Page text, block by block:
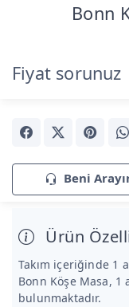
Bonn
Fiyat sorunuz
Beni
Ürün
Takım içeriğinde 1
Bonn Köşe Masa, 1
bulunmaktadır.